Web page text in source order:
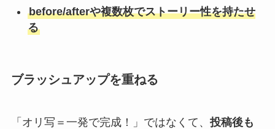
before/afterや複数枚でストーリー性を持たせ
る
ブラッシュアップを重ねる
「オリ写＝一発で完成！」ではなくて、 投稿後も